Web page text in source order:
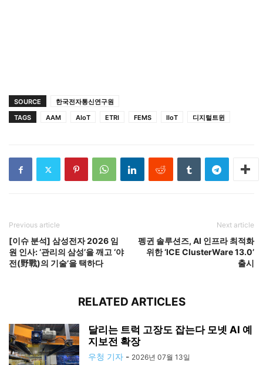
SOURCE
한국전자통신연구원
TAGS
AAM AIoT ETRI FEMS IIoT 디지털트윈
Previous article
[이슈 분석] 삼성전자 2026 임
원 인사: ‘관리의 삼성’을 깨고 ‘야
전(野戰)의 기술’을 택하다
Next article
펭귄 솔루션즈, AI 인프라 최적화
위한 ‘ICE ClusterWare 13.0’
출시
RELATED ARTICLES
달리는 트럭 고장도 잡는다 모넷 AI 예
지보전 확장
우청 기자 - 2026년 07월 13일